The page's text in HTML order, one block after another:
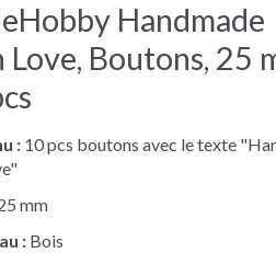
Handmade
Boutons, 25
: 10 pcs boutons avec le texte
mm
: Bois